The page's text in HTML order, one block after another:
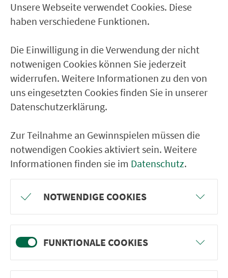
Partenfeld
Lanzenreuth (Ofr)
Neuenreuth (Main) Ortsmitte
Langenstadt
Unterlettenrangen
Buch am Sand
Gößmannsreuth (Kulmbach)
Oberzettlitz
Windischenhaig Am Bühl
Windischenhaig
Katschenreuth Abzw. Auweg
Unsere Webseite verwendet Cookies. Diese
haben verschiedene Funktionen.
Die Einwilligung in die Verwendung der nicht
notwenigen Cookies können Sie jederzeit
widerrufen. Weitere Informationen zu den von
uns eingesetzten Cookies finden Sie in unserer
Datenschutzerklärung.
Zur Teilnahme an Gewinnspielen müssen die
notwendigen Cookies aktiviert sein. Weitere
Informationen finden sie im Datenschutz.
NOTWENDIGE COOKIES
FUNKTIONALE COOKIES